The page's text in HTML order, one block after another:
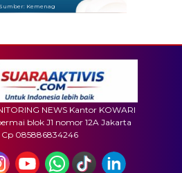
Sumber: Kemenag
NEWS Kantor KOWARI
blok J1 nomor 12A Jakarta
Cp 085886834246